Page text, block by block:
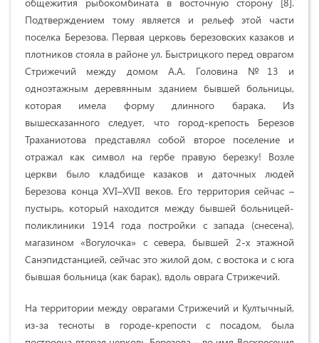
Подтверждением тому является и рельеф этой части
поселка Березова. Первая церковь березовских казаков и
плотников стояла в районе ул. Быстрицкого перед оврагом
Стрижечий между домом А.А. Головина №13 и
одноэтажным деревянным зданием бывшей больницы,
которая имела форму длинного барака. Из
вышесказанного следует, что город-крепость Березов
Траханиотова представлял собой второе поселение и
отражал как символ на гербе правую березку! Возле
церкви было кладбище казаков и даточных людей
Березова конца XVI–ХVII веков. Его территория сейчас –
пустырь, который находится между бывшей больницей-
поликлиники 1914 года постройки с запада (снесена),
магазином «Вогулочка» с севера, бывшей 2-х этажной
Санэпидстанцией, сейчас это жилой дом, с востока и с юга
бывшая больница (как барак), вдоль оврага Стрижечий.
На территории между оврагами Стрижечий и Култычный,
из-за тесноты в городе-крепости с посадом, была